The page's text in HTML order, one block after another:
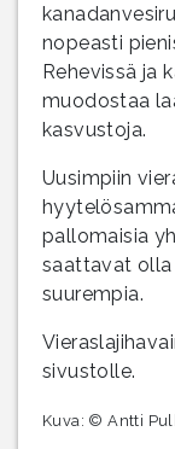
nopeasti
Rehevissä ja
muodostaa
kasvustoja.
Uusimpiin
pallomaisia
saattavat olla
suurempia.
sivustolle.
Kuva: © Antti